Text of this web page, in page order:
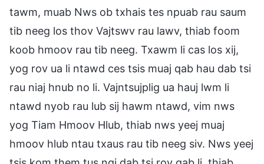
tawm, muab Nws ob txhais tes npuab rau saum
tib neeg los thov Vajtswv rau lawv, thiab foom
koob hmoov rau tib neeg. Txawm li cas los xij,
yog rov ua li ntawd ces tsis muaj qab hau dab tsi
rau niaj hnub no li. Vajntsujplig ua hauj lwm li
ntawd nyob rau lub sij hawm ntawd, vim nws
yog Tiam Hmoov Hlub, thiab nws yeej muaj
hmoov hlub ntau txaus rau tib neeg siv. Nws yeej